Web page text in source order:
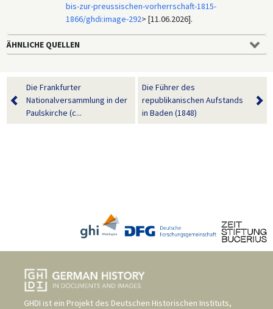
bis-zur-preussischen-vorherrschaft-1815-
1866/ghdi:image-292> [11.06.2026].
ÄHNLICHE QUELLEN
Die Frankfurter
Nationalversammlung in der
Paulskirche (c...
Die Führer des
republikanischen Aufstands
in Baden (1848)
GHDI ist ein Projekt des Deutschen Historischen Instituts,